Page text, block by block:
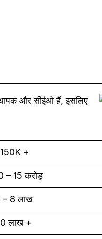
और सीईओ हैं, इसलिए
+
– 15 करोड़
– 8 लाख
लाख +